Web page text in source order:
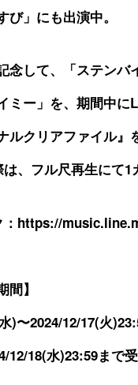
び」にも出演中。
念して、「ステンバ
ミー」を、期間中
ルクリアファイル』
、フル尺再生にて1
https://
間】
)〜2024/12/17(火
12/18(水)23:59まで受